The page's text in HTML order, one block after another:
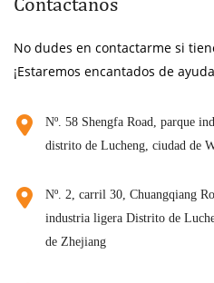
Blogs
Sobre
No dudes en contactarme si
¡Estaremos encantados de
Nº. 58 Shengfa Road, parque
distrito de Lucheng, ciudad de
Nº. 2, carril 30, Chuangqiang
industria ligera Distrito de
de Zhejiang